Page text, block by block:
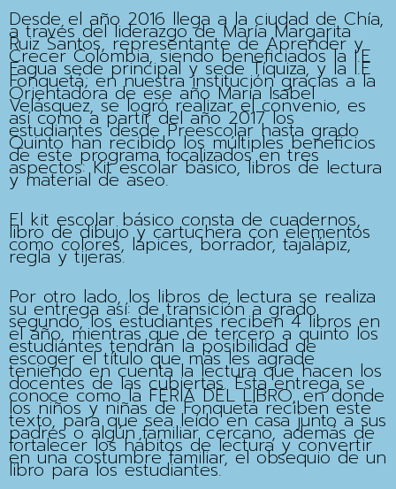
Desde el año 2016 llega a la ciudad de Chía,
a través del liderazgo de María Margarita
Ruiz Santos, representante de Aprender y
Crecer Colombia, siendo beneficiados la I.E
Fagua sede principal y sede Tíquiza, y la I.E
Fonquetá; en nuestra institución gracias a la
Orientadora de ese año María Isabel
Velásquez, se logró realizar el convenio, es
así como a partir del año 2017 los
estudiantes desde Preescolar hasta grado
Quinto han recibido los múltiples beneficios
de este programa focalizados en tres
aspectos: Kit escolar básico, libros de lectura
y material de aseo.
El kit escolar básico consta de cuadernos,
libro de dibujo y cartuchera con elementos
como colores, lápices, borrador, tajalápiz,
regla y tijeras.
Por otro lado, los libros de lectura se realiza
su entrega así: de transición a grado
segundo, los estudiantes reciben 4 libros en
el año, mientras que de tercero a quinto los
estudiantes tendrán la posibilidad de
escoger el título que más les agrade
teniendo en cuenta la lectura que hacen los
docentes de las cubiertas. Esta entrega se
conoce como la FERIA DEL LIBRO, en donde
los niños y niñas de Fonquetá reciben este
texto, para que sea leído en casa junto a sus
padres o algún familiar cercano, además de
fortalecer los hábitos de lectura y convertir
en una costumbre familiar, el obsequio de un
libro para los estudiantes.